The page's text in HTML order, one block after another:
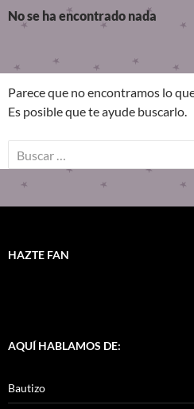
No se ha encontrado nada
Parece que no encontramos lo
Es posible que te ayude buscarlo.
HAZTE FAN
AQUÍ HABLAMOS DE:
Bautizo